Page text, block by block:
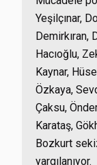
Yeşilçınar,
Demirkıran,
Hacıoğlu,
Kaynar,
Özkaya,
Çaksu,
Karataş,
Bozkurt
yargılanıyor.